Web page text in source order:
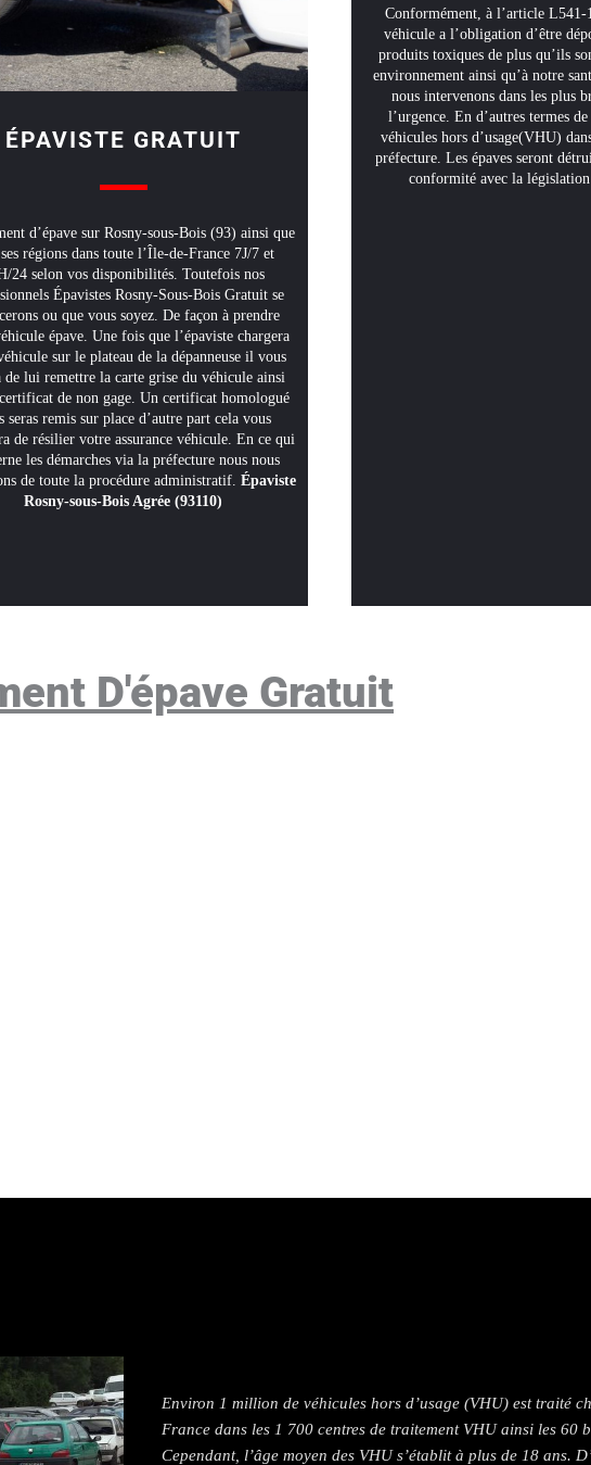
ÉPAVISTE GRATUIT
d’épave sur Rosny-sous-Bois (93) ainsi que
régions dans toute l’Île-de-France 7J/7 et
24 selon vos disponibilités. Toutefois nos
Épavistes Rosny-Sous-Bois Gratuit se
ou que vous soyez. De façon à prendre
épave. Une fois que l’épaviste chargera
sur le plateau de la dépanneuse il vous
de lui remettre la carte grise du véhicule ainsi
de non gage. Un certificat homologué
seras remis sur place d’autre part cela vous
de résilier votre assurance véhicule. En ce qui
les démarches via la préfecture nous nous
de toute la procédure administratif.Épaviste
Rosny-sous-Bois Agrée (93110)
Conformément, à l’article
véhicule a l’obligation d’être
produits toxiques de plus qu’ils
environnement ainsi qu’à notre
nous intervenons dans les plus
l’urgence. En d’autres termes
véhicules hors d’usage(VHU)
préfecture. Les épaves seront
conformité avec la
D'épave Gratuit
Environ 1 million de véhicules hors d’usage (VHU) est traité
France dans les 1 700 centres de traitement VHU ainsi les 60
Cependant, l’âge moyen des VHU s’établit à plus de 18 ans.